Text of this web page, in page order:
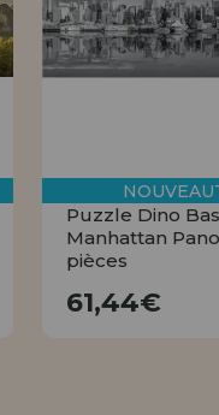
Puzzle Dino
Manhattan
pièces
61,44€